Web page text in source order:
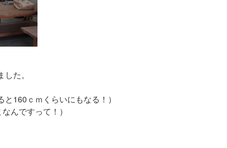
た。
160ｃｍくらいにもなる！）
んですって！）